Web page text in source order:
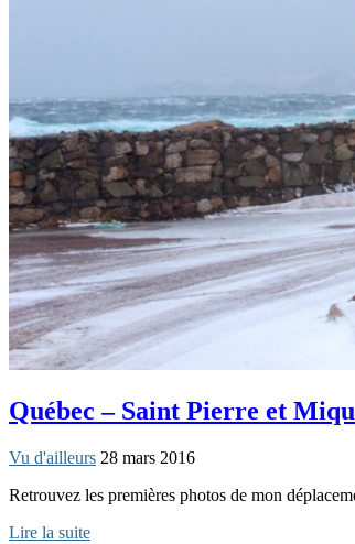
Québec – Saint Pierre et
Vu d'ailleurs 28 mars 2016
Retrouvez les premières photos de mon
Lire la suite